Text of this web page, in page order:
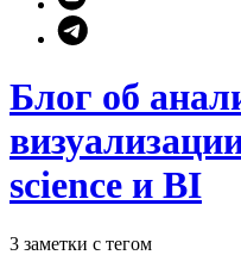
Блог об
science и BI
3 заметки с тегом